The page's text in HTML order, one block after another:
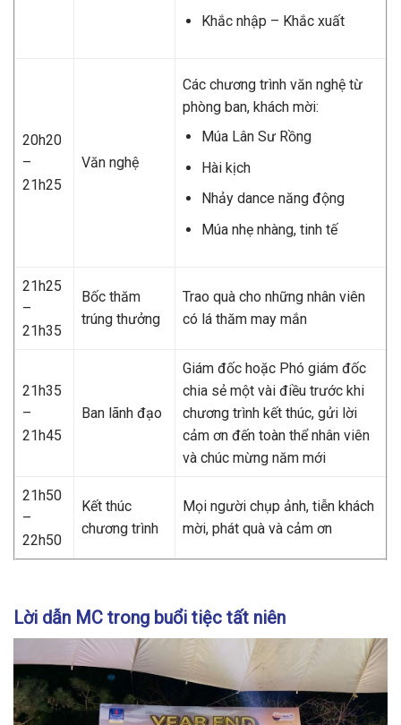
Khắc nhập – Khắc xuất
20h20
–
21h25
Văn nghệ
Các chương trình văn nghệ từ
phòng ban, khách mời:
Múa Lân Sư Rồng
Hài kịch
Nhảy dance năng động
Múa nhẹ nhàng, tinh tế
21h25
–
21h35
Bốc thăm
trúng thưởng
Trao quà cho những nhân viên
có lá thăm may mắn
21h35
–
21h45
Ban lãnh đạo
Giám đốc hoặc Phó giám đốc
chia sẻ một vài điều trước khi
chương trình kết thúc, gửi lời
cảm ơn đến toàn thể nhân viên
và chúc mừng năm mới
21h50
–
22h50
Kết thúc
chương trình
Mọi người chụp ảnh, tiễn khách
mời, phát quà và cảm ơn
Lời dẫn MC trong buổi tiệc tất niên